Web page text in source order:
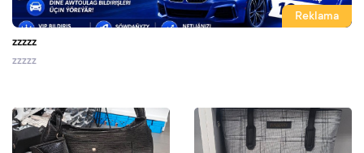
Reklama
zzzzz
zzzzz